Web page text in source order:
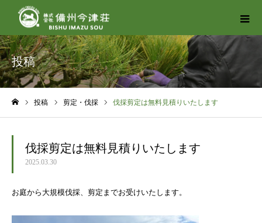
投稿
投稿 剪定・伐採 伐採剪定は無料見積りいたします
伐採剪定は無料見積りいたします
2025.03.30
お庭から大規模伐採、剪定までお受けいたします。